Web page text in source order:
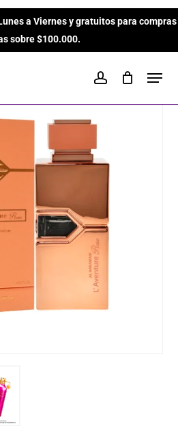
a Viernes y gratuitos para compras
sobre $100.000.
account
Árabes para Mujeres
Haramain Perfumes EDP de